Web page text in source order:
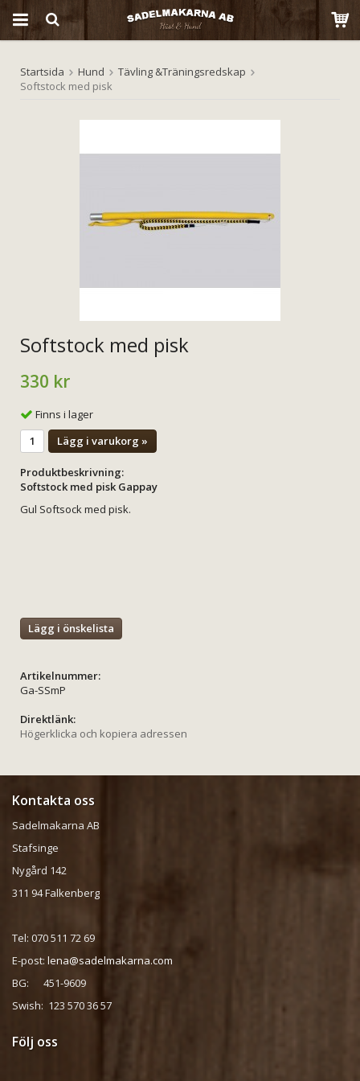
Produkten har blivit tillagd i varukorgen
Startsida Hund
Tävling &Träningsredskap
Softstock med pisk
Softstock med pisk
330 kr
Finns i lager
Lägg i varukorg »
Produktbeskrivning:
Softstock med pisk Gappay
Gul Softsock med pisk.
Lägg i önskelista
Artikelnummer:
Ga-SSmP
Direktlänk:
Högerklicka och kopiera adressen
Kontakta oss
Sadelmakarna AB
Stafsinge
Nygård 142
311 94 Falkenberg
Tel: 070 511 72 69
E-post: lena@sadelmakarna.com
BG: 451-9609
Swish: 123 570 36 57
Följ oss